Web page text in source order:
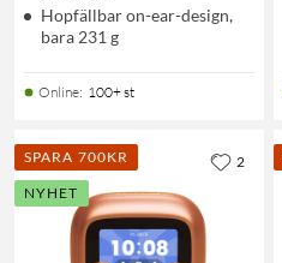
Hopfällbar on-ear-design,
bara 231 g
Online: 100+ st
SPARA 700KR
NYHET
2